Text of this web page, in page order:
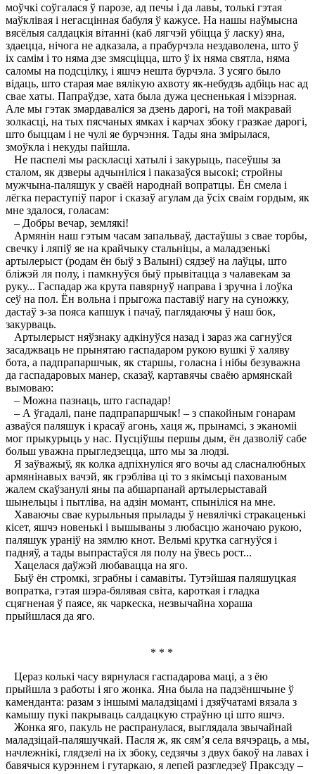
моўчкі соўгалася ў парозе, ад печы і да лавы, толькі гэтая
маўклівая і негасцінная бабуля ў кажусе. На нашы наўмысна
вясёлыя салдацкія вітанні (каб лягчэй убіцца ў ласку) яна,
здаецца, нічога не адказала, а прабурчэла нездаволена, што ў
іх самім і то няма дзе змясціцца, што ў іх няма святла, няма
саломы на подсцілку, і яшчэ нешта бурчэла. З усяго было
відаць, што старая мае вялікую ахвоту як-небудзь адбіць нас ад
свае хаты. Папраўдзе, хата была дужа цесненькая і мізэрная.
Але мы гэтак змардаваліся за дзень дарогі, на той макравай
золкасці, на тых пясчаных ямках і карчах збоку гразкае дарогі,
што быццам і не чулі яе бурчэння. Тады яна змірылася,
змоўкла і некуды пайшла.
Не паспелі мы раскласці хатылі і закурыць, пасеўшы за
сталом, як дзверы адчыніліся і паказаўся высокі; стройны
мужчына-паляшук у сваёй народнай вопратцы. Ён смела і
лёгка пераступіў парог і сказаў агулам да ўсіх сваім гордым, як
мне здалося, голасам:
– Добры вечар, землякі!
Армянін наш гэтым часам запальваў, дастаўшы з свае торбы,
свечку і ляпіў яе на крайчыку стальніцы, а маладзенькі
артылерыст (родам ён быў з Валыні) сядзеў на лаўцы, што
бліжэй ля полу, і памкнуўся быў прывітацца з чалавекам за
руку... Гаспадар жа крута павярнуў направа і зручна і лоўка
сеў на пол. Ён вольна і прыгожа паставіў нагу на суножку,
дастаў з-за пояса капшук і пачаў, паглядаючы ў наш бок,
закурваць.
Артылерыст няўзнаку адкінуўся назад і зараз жа сагнуўся
засаджваць не прынятаю гаспадаром рукою вушкі ў халяву
бота, а падпрапаршчык, як старшы, голасна і нібы безуважна
да гаспадаровых манер, сказаў, картавячы сваёю армянскай
вымоваю:
– Можна пазнаць, што гаспадар!
– А ўгадалі, пане падпрапаршчык! – з спакойным гонарам
азваўся паляшук і красаў агонь, хаця ж, прынамсі, з эканоміі
мог прыкурыць у нас. Пусціўшы першы дым, ён дазволіў сабе
больш уважна прыгледзецца, што мы за людзі.
Я заўважыў, як колка адпіхнуліся яго вочы ад сласналюбных
армянінавых вачэй, як грэбліва ці то з якімсьці пахованым
жалем скаўзанулі яны па абшарпанай артылерыставай
шынельцы і пытліва, на адзін момант, спыніліся на мне.
Хаваючы свае курыльныя прылады ў невялічкі стракаценькі
кісет, яшчэ новенькі і вышываны з любасцю жаночаю рукою,
паляшук ураніў на зямлю кнот. Вельмі крутка сагнуўся і
падняў, а тады выпрастаўся ля полу на ўвесь рост...
Хацелася даўжэй любавацца на яго.
Быў ён стромкі, зграбны і самавіты. Тутэйшая паляшуцкая
вопратка, гэтая шэра-бялявая світа, кароткая і гладка
сцягненая ў паясе, як чаркеска, незвычайна хораша
прыйшлася да яго.
* * *
Цераз колькі часу вярнулася гаспадарова маці, а з ёю
прыйшла з работы і яго жонка. Яна была на падзёншчыне ў
каменданта: разам з іншымі маладзіцамі і дзяўчатамі вязала з
камышу пукі пакрываць салдацкую страўню ці што яшчэ.
Жонка яго, пакуль не распранулася, выглядала звычайнай
маладзіцай-паляшучкай. Пасля ж, як сям’я села вячэраць, а мы,
начлежнікі, глядзелі на іх збоку, седзячы з двух бакоў на лавах і
бавячыся курэннем і гутаркаю, я лепей разгледзеў Праксэду –